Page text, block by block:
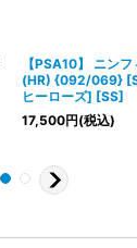
【PSA10】 ニン
(HR) {092/069}
ヒーローズ] [SS]
17,500円(税込)